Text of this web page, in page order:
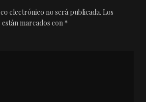
electrónico no será publicada. Los
marcados con *